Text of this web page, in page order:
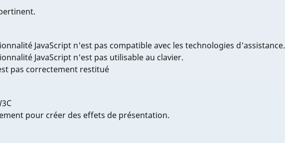
JavaScript n'est pas compatible avec les technologies d'assistance.
JavaScript n'est pas utilisable au clavier.
pas correctement restitué
pour créer des effets de présentation.